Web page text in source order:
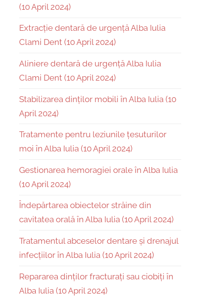
(10 April 2024)
Extracție dentară de urgență Alba Iulia
Clami Dent (10 April 2024)
Aliniere dentară de urgență Alba Iulia
Clami Dent (10 April 2024)
Stabilizarea dinților mobili în Alba Iulia (10
April 2024)
Tratamente pentru leziunile țesuturilor
moi în Alba Iulia (10 April 2024)
Gestionarea hemoragiei orale în Alba Iulia
(10 April 2024)
Îndepărtarea obiectelor străine din
cavitatea orală în Alba Iulia (10 April 2024)
Tratamentul abceselor dentare și drenajul
infecțiilor în Alba Iulia (10 April 2024)
Repararea dinților fracturați sau ciobiți în
Alba Iulia (10 April 2024)